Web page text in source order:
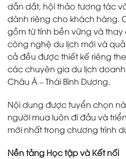
dẫn dắt, hội thảo tương tác
dành riêng cho khách hàng.
gồm từ tính bền vững và thay
công nghệ du lịch mới và
cả đều được thiết kế riêng
các chuyên gia du lịch
Châu Á – Thái Bình Dương.
Nội dung được tuyển chọn
người mua luôn đi đầu và
mới nhất trong chương trình
Nền tảng Học tập và Kết nối